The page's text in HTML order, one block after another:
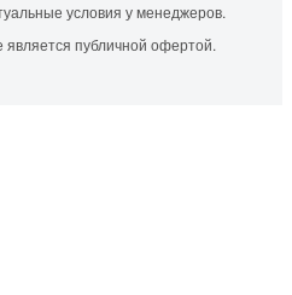
условия у менеджеров.
публичной офертой.